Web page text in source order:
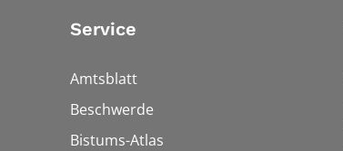
Service
Amtsblatt
Beschwerde
Bistums-Atlas